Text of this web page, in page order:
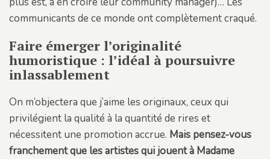
communicants de ce monde ont complètement craqué.
Faire émerger l’originalité
humoristique : l’idéal à poursuivre
inlassablement
On m’objectera que j’aime les originaux, ceux qui
privilégient la qualité à la quantité de rires et
nécessitent une promotion accrue. Mais pensez-vous
franchement que les artistes qui jouent à Madame